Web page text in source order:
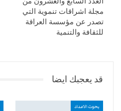
مجلة اشراقات تنموية التي
تصدر عن مؤسسة العراقة
للثقافة والتنمية
قد يعجبك ايضا
بحوث الاعداد